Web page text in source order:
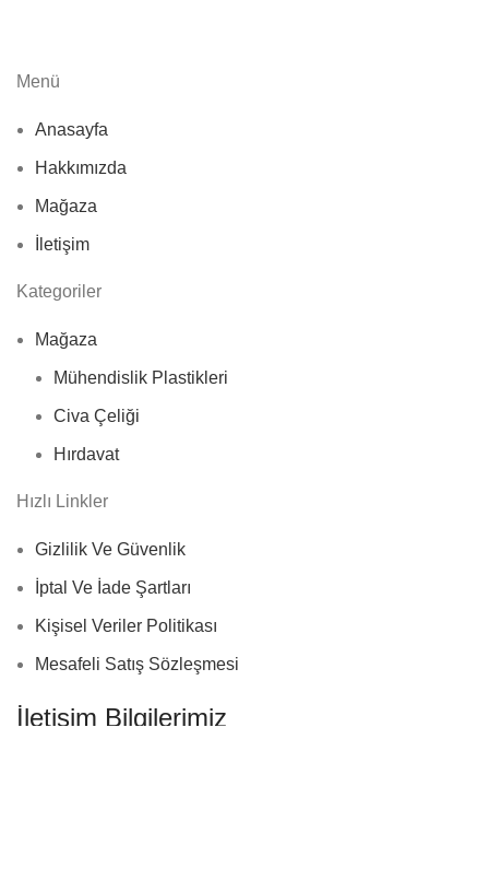
Menü
Anasayfa
Hakkımızda
Mağaza
İletişim
Kategoriler
Mağaza
Mühendislik Plastikleri
Civa Çeliği
Hırdavat
Hızlı Linkler
Gizlilik Ve Güvenlik
İptal Ve İade Şartları
Kişisel Veriler Politikası
Mesafeli Satış Sözleşmesi
İletişim Bilgilerimiz